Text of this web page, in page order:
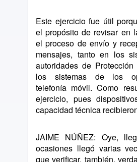
Este ejercicio fue útil
el propósito de revisar en
el proceso de envío y
mensajes, tanto en los
autoridades de
los sistemas de los
telefonía móvil. Como
ejercicio, pues
capacidad técnica
JAIME NÚÑEZ: Oye,
ocasiones llegó varias
que verificar, también,